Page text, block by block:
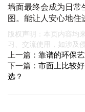
墙面最终会成为日常
图。能让人安心地住
版权声明：本页内容均
习、交流使用，如涉及
上一篇： 靠谱的环保
下一篇： 市面上比较
选？